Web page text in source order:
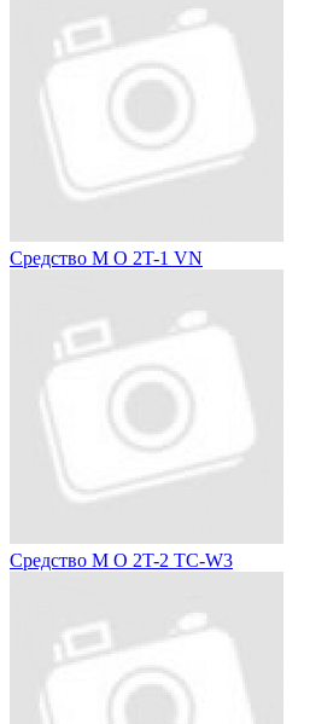
Средство M O 2T-1 VN
Средство M O 2T-2 TC-W3